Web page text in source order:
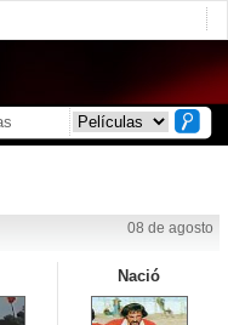
08 de agosto
Nació